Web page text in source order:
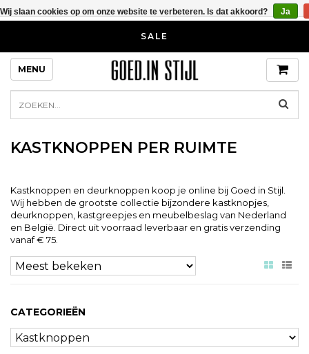
SALE
MENU
KASTKNOPPEN PER RUIMTE
Kastknoppen en deurknoppen koop je online bij Goed in Stijl.
Wij hebben de grootste collectie bijzondere kastknopjes,
deurknoppen, kastgreepjes en meubelbeslag van Nederland
en België. Direct uit voorraad leverbaar en gratis verzending
vanaf € 75.
CATEGORIEËN
Wij slaan cookies op om onze website te verbeteren. Is dat akkoord? Ja